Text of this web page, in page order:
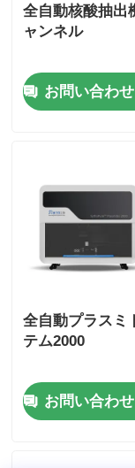
全自動核酸抽出
ャンネル
お問い合わ
全自動プラスミ
テム2000
お問い合わ